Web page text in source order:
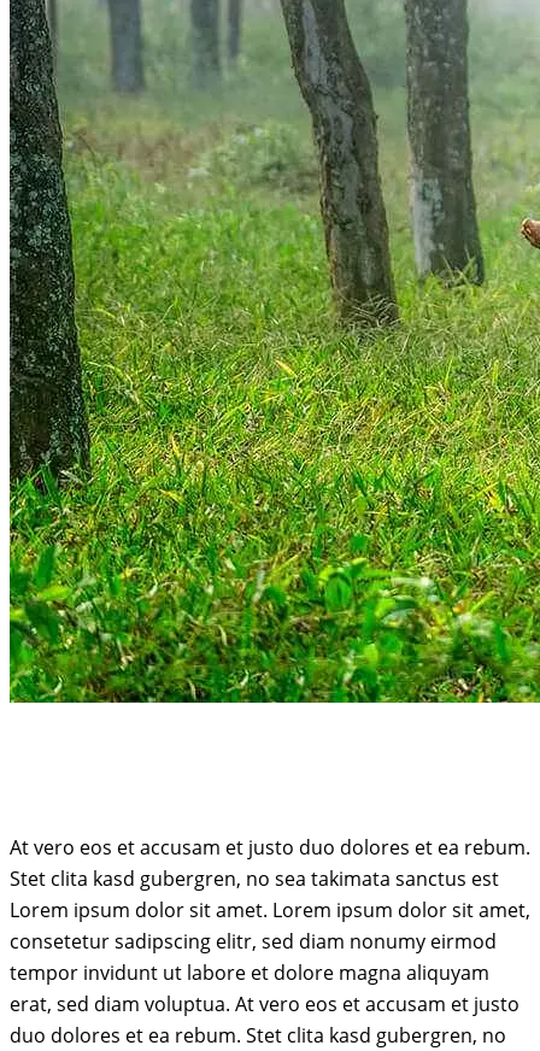
At vero eos et accusam et justo duo dolores et ea rebum.
Stet clita kasd gubergren, no sea takimata sanctus est
Lorem ipsum dolor sit amet. Lorem ipsum dolor sit amet,
consetetur sadipscing elitr, sed diam nonumy eirmod
tempor invidunt ut labore et dolore magna aliquyam
erat, sed diam voluptua. At vero eos et accusam et justo
duo dolores et ea rebum. Stet clita kasd gubergren, no